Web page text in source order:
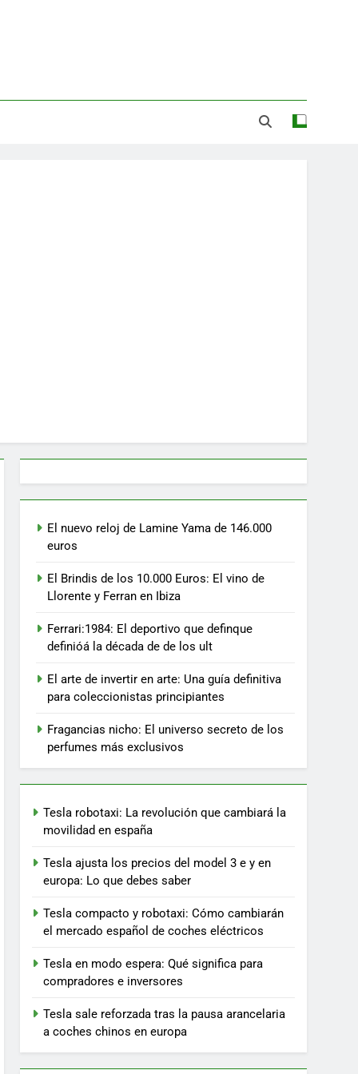
El nuevo reloj de Lamine Yama de 146.000
euros
El Brindis de los 10.000 Euros: El vino de
Llorente y Ferran en Ibiza
Ferrari:1984: El deportivo que definque
definióá la década de de los ult
El arte de invertir en arte: Una guía definitiva
para coleccionistas principiantes
Fragancias nicho: El universo secreto de los
perfumes más exclusivos
Tesla robotaxi: La revolución que cambiará la
movilidad en españa
Tesla ajusta los precios del model 3 e y en
europa: Lo que debes saber
Tesla compacto y robotaxi: Cómo cambiarán
el mercado español de coches eléctricos
Tesla en modo espera: Qué significa para
compradores e inversores
Tesla sale reforzada tras la pausa arancelaria
a coches chinos en europa